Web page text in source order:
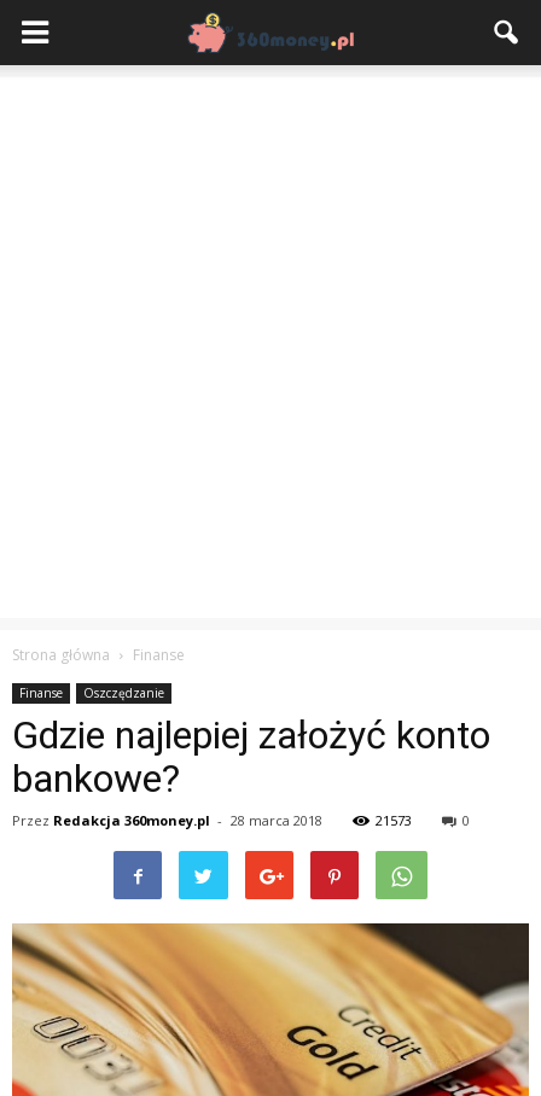
Strona główna Finanse
Finanse Oszczędzanie
Gdzie najlepiej założyć konto
bankowe?
Przez Redakcja 360money.pl - 28 marca 2018 21573 0